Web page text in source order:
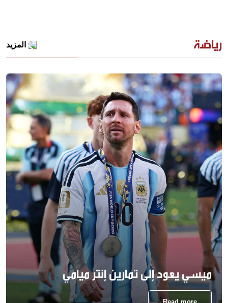
رياضة المزيد
ميسي يعود إلى تمارين إنتر ميامي